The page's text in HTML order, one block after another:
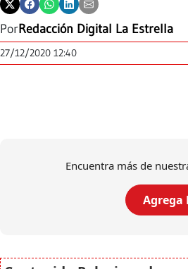
PorRedacción Digital La Estrella
27/12/2020 12:40
Encuentra más de
Agrega